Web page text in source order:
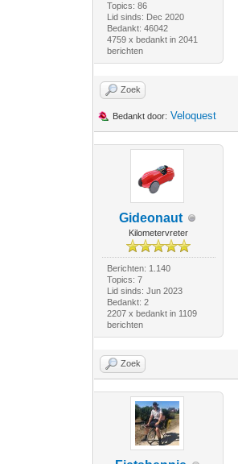
Topics: 86
Lid sinds: Dec 2020
Bedankt: 46042
4759 x bedankt in 2041
berichten
Zoek
Bedankt door: Veloquest
Gideonaut
Kilometervreter
Berichten: 1.140
Topics: 7
Lid sinds: Jun 2023
Bedankt: 2
2207 x bedankt in 1109
berichten
Zoek